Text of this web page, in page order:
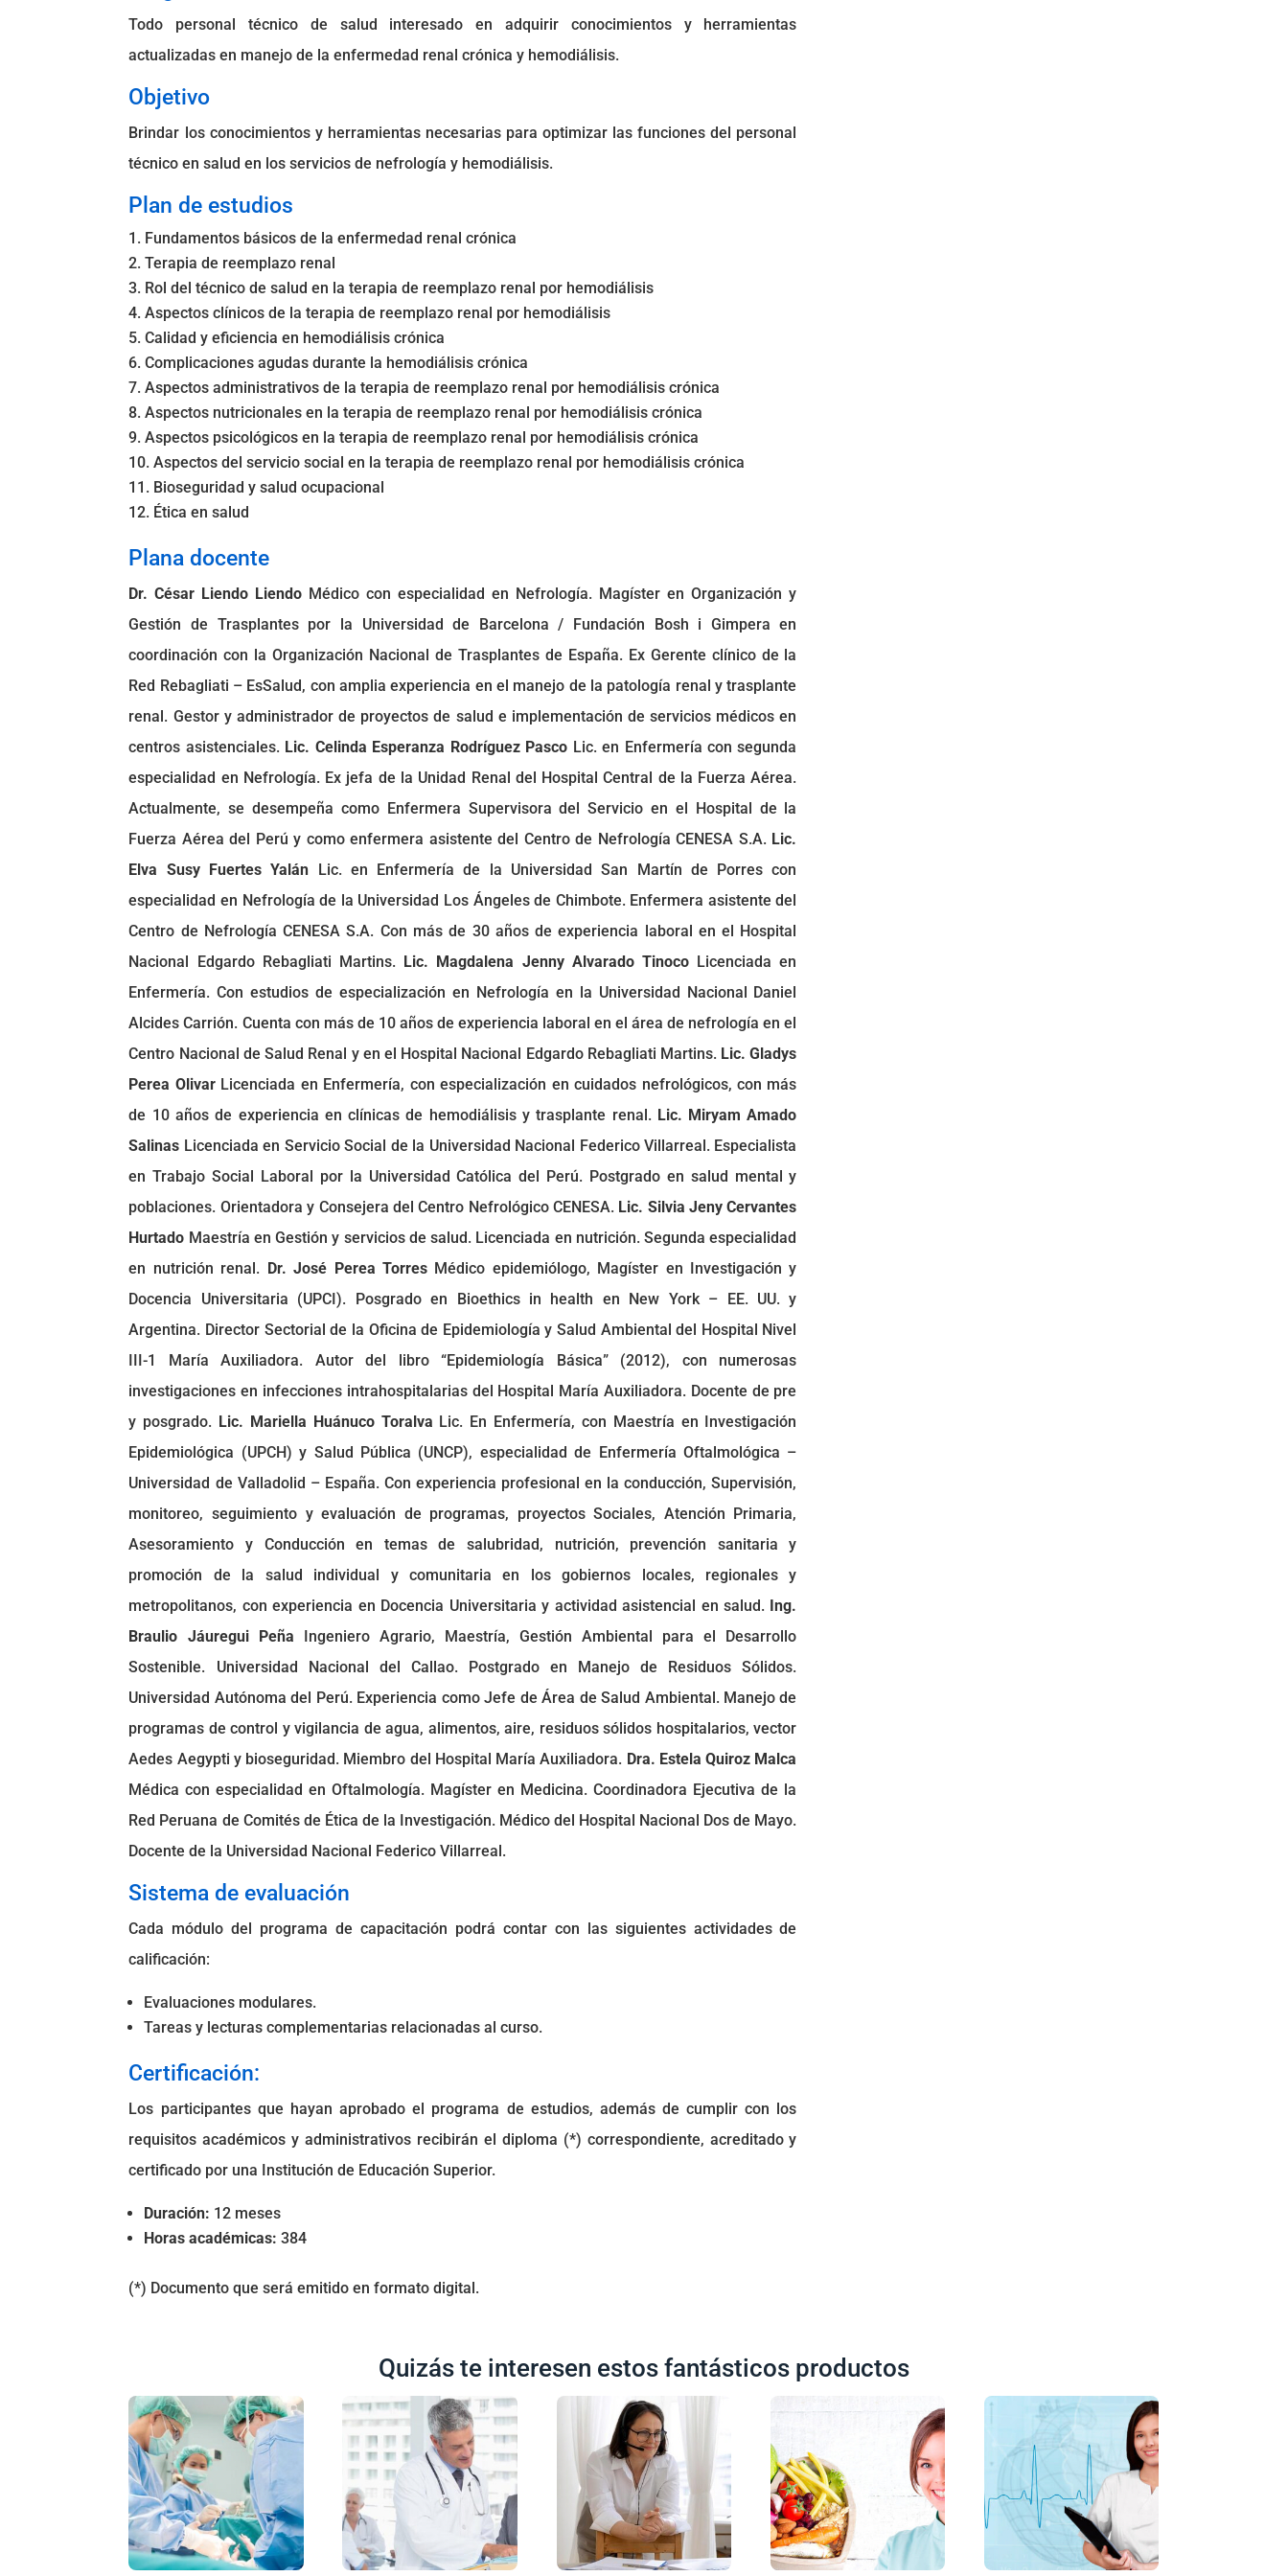
Todo personal técnico de salud interesado en adquirir conocimientos y herramientas
actualizadas en manejo de la enfermedad renal crónica y hemodiálisis.
Objetivo
Brindar los conocimientos y herramientas necesarias para optimizar las funciones del personal
técnico en salud en los servicios de nefrología y hemodiálisis.
Plan de estudios
Fundamentos básicos de la enfermedad renal crónica
Terapia de reemplazo renal
Rol del técnico de salud en la terapia de reemplazo renal por hemodiálisis
Aspectos clínicos de la terapia de reemplazo renal por hemodiálisis
Calidad y eficiencia en hemodiálisis crónica
Complicaciones agudas durante la hemodiálisis crónica
Aspectos administrativos de la terapia de reemplazo renal por hemodiálisis crónica
Aspectos nutricionales en la terapia de reemplazo renal por hemodiálisis crónica
Aspectos psicológicos en la terapia de reemplazo renal por hemodiálisis crónica
Aspectos del servicio social en la terapia de reemplazo renal por hemodiálisis crónica
Bioseguridad y salud ocupacional
Ética en salud
Plana docente
Dr. César Liendo Liendo Médico con especialidad en Nefrología. Magíster en Organización y
Gestión de Trasplantes por la Universidad de Barcelona / Fundación Bosh i Gimpera en
coordinación con la Organización Nacional de Trasplantes de España. Ex Gerente clínico de la
Red Rebagliati – EsSalud, con amplia experiencia en el manejo de la patología renal y trasplante
renal. Gestor y administrador de proyectos de salud e implementación de servicios médicos en
centros asistenciales. Lic. Celinda Esperanza Rodríguez Pasco Lic. en Enfermería con segunda
especialidad en Nefrología. Ex jefa de la Unidad Renal del Hospital Central de la Fuerza Aérea.
Actualmente, se desempeña como Enfermera Supervisora del Servicio en el Hospital de la
Fuerza Aérea del Perú y como enfermera asistente del Centro de Nefrología CENESA S.A. Lic.
Elva Susy Fuertes Yalán Lic. en Enfermería de la Universidad San Martín de Porres con
especialidad en Nefrología de la Universidad Los Ángeles de Chimbote. Enfermera asistente del
Centro de Nefrología CENESA S.A. Con más de 30 años de experiencia laboral en el Hospital
Nacional Edgardo Rebagliati Martins. Lic. Magdalena Jenny Alvarado Tinoco Licenciada en
Enfermería. Con estudios de especialización en Nefrología en la Universidad Nacional Daniel
Alcides Carrión. Cuenta con más de 10 años de experiencia laboral en el área de nefrología en el
Centro Nacional de Salud Renal y en el Hospital Nacional Edgardo Rebagliati Martins. Lic. Gladys
Perea OlivarLicenciada en Enfermería, con especialización en cuidados nefrológicos, con más
de 10 años de experiencia en clínicas de hemodiálisis y trasplante renal. Lic. Miryam Amado
Salinas Licenciada en Servicio Social de la Universidad Nacional Federico Villarreal. Especialista
en Trabajo Social Laboral por la Universidad Católica del Perú. Postgrado en salud mental y
poblaciones. Orientadora y Consejera del Centro Nefrológico CENESA. Lic. Silvia Jeny Cervantes
Hurtado Maestría en Gestión y servicios de salud. Licenciada en nutrición. Segunda especialidad
en nutrición renal. Dr. José Perea TorresMédico epidemiólogo, Magíster en Investigación y
Docencia Universitaria (UPCI). Posgrado en Bioethics in health en New York – EE. UU. y
Argentina. Director Sectorial de la Oficina de Epidemiología y Salud Ambiental del Hospital Nivel
III-1 María Auxiliadora. Autor del libro “Epidemiología Básica” (2012), con numerosas
investigaciones en infecciones intrahospitalarias del Hospital María Auxiliadora. Docente de pre
y posgrado. Lic. Mariella Huánuco Toralva Lic. En Enfermería, con Maestría en Investigación
Epidemiológica (UPCH) y Salud Pública (UNCP), especialidad de Enfermería Oftalmológica –
Universidad de Valladolid – España. Con experiencia profesional en la conducción, Supervisión,
monitoreo, seguimiento y evaluación de programas, proyectos Sociales, Atención Primaria,
Asesoramiento y Conducción en temas de salubridad, nutrición, prevención sanitaria y
promoción de la salud individual y comunitaria en los gobiernos locales, regionales y
metropolitanos, con experiencia en Docencia Universitaria y actividad asistencial en salud. Ing.
Braulio Jáuregui Peña Ingeniero Agrario, Maestría, Gestión Ambiental para el Desarrollo
Sostenible. Universidad Nacional del Callao. Postgrado en Manejo de Residuos Sólidos.
Universidad Autónoma del Perú. Experiencia como Jefe de Área de Salud Ambiental. Manejo de
programas de control y vigilancia de agua, alimentos, aire, residuos sólidos hospitalarios, vector
Aedes Aegypti y bioseguridad. Miembro del Hospital María Auxiliadora. Dra. Estela Quiroz Malca
Médica con especialidad en Oftalmología. Magíster en Medicina. Coordinadora Ejecutiva de la
Red Peruana de Comités de Ética de la Investigación. Médico del Hospital Nacional Dos de Mayo.
Docente de la Universidad Nacional Federico Villarreal.
Sistema de evaluación
Cada módulo del programa de capacitación podrá contar con las siguientes actividades de
calificación:
Evaluaciones modulares.
Tareas y lecturas complementarias relacionadas al curso.
Certificación:
Los participantes que hayan aprobado el programa de estudios, además de cumplir con los
requisitos académicos y administrativos recibirán el diploma (*) correspondiente, acreditado y
certificado por una Institución de Educación Superior.
Duración: 12 meses
Horas académicas: 384
(*) Documento que será emitido en formato digital.
Quizás te interesen estos fantásticos productos